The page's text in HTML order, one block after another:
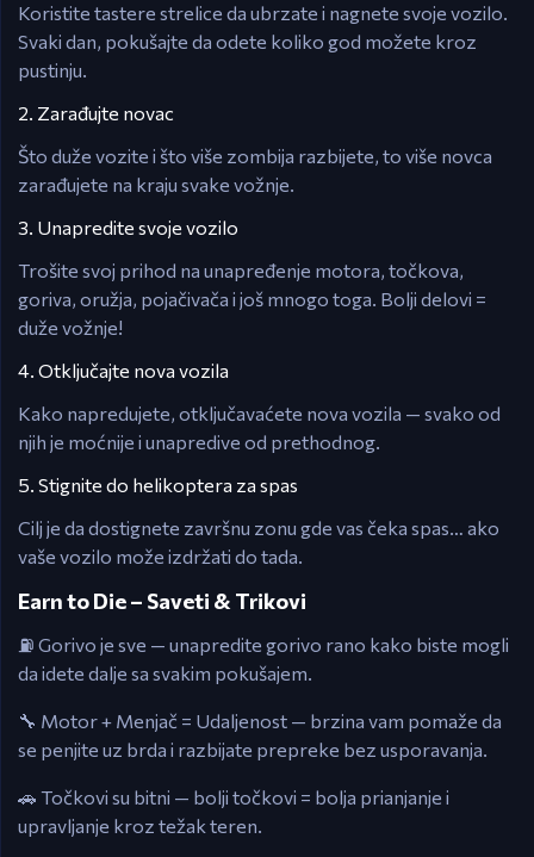
Koristite tastere strelice da ubrzate i nagnete svoje vozilo.
Svaki dan, pokušajte da odete koliko god možete kroz
pustinju.
2. Zarađujte novac
Što duže vozite i što više zombija razbijete, to više novca
zarađujete na kraju svake vožnje.
3. Unapredite svoje vozilo
Trošite svoj prihod na unapređenje motora, točkova,
goriva, oružja, pojačivača i još mnogo toga. Bolji delovi =
duže vožnje!
4. Otključajte nova vozila
Kako napredujete, otključavaćete nova vozila — svako od
njih je moćnije i unapredive od prethodnog.
5. Stignite do helikoptera za spas
Cilj je da dostignete završnu zonu gde vas čeka spas… ako
vaše vozilo može izdržati do tada.
Earn to Die – Saveti & Trikovi
⛽ Gorivo je sve — unapredite gorivo rano kako biste mogli
da idete dalje sa svakim pokušajem.
🔧 Motor + Menjač = Udaljenost — brzina vam pomaže da
se penjite uz brda i razbijate prepreke bez usporavanja.
🚗 Točkovi su bitni — bolji točkovi = bolja prianjanje i
upravljanje kroz težak teren.